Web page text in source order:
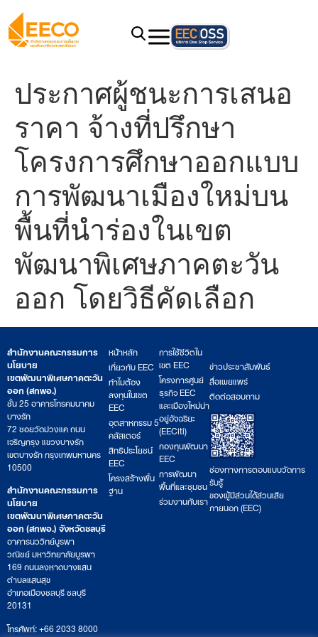
ประกาศผู้ชนะการเสนอ
ราคา จ้างที่ปรึกษา
โครงการศึกษาออกแบบ
การพัฒนาเมืองใหม่บน
พื้นที่นำร่องในเขต
พัฒนาพิเศษภาคตะวัน
ออก โดยวิธีคัดเลือก
สำนักงานคณะกรรมการ
นโยบาย
เขตพัฒนาพิเศษภาคตะวัน
ออก (สกพอ.)
ชั้น 25 อาคารโทรคมนาคม
บางรัก
72 ซอยวัดม่วงแค ถนน
เจริญกรุง แขวงบางรัก
เขตบางรัก กรุงเทพมหานคร
10500
สำนักงานคณะกรรมการ
นโยบาย
เขตพัฒนาพิเศษภาคตะวัน
ออก (สกพอ.) จังหวัดชลบุรี
อาคารนววิทย์บูรพา
วณิชย์ มหาวิทยาลัยบูรพา
169 ถนนลงหาดบางแสน
ตำบลแสนสุข
อำเภอเมืองชลบุรี ชลบุรี
20131
โทรศัพท์: +66 2033 8000
หน้าหลัก
เกี่ยวกับ EEC
ทำไมต้อง
ลงทุนในเขต
EEC
อุตสาหกรรม 5
คลัสเตอร์
สิทธิประโยชน์
EEC
โครงสร้างพื้น
ฐาน
การใช้ชีวิตใน
เขต EEC
โครงการศูนย์
ธุรกิจ EEC
และเมืองใหม่น่า
อยู่อัจฉริยะ
(EECiti)
กองทุนพัฒนา
EEC
การพัฒนา
พื้นที่และชุมชน
ร่วมงานกับเรา
ข่าวประชาสัมพันธ์
สื่อเผยแพร่
ติดต่อสอบถาม
ช่องทางการตอบแบบวัดการ
รับรู้
ของผู้มีส่วนได้ส่วนเสีย
ภายนอก (EEC)